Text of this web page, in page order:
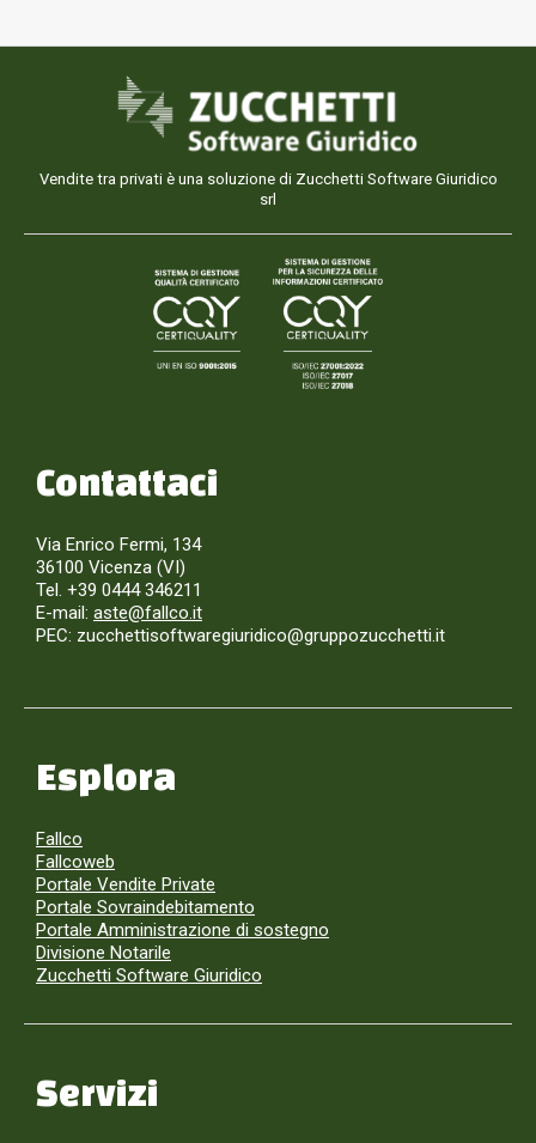
Vendite tra privati è una soluzione di Zucchetti Software Giuridico
srl
Contattaci
Via Enrico Fermi, 134
36100 Vicenza (VI)
Tel. +39 0444 346211
E-mail: aste@fallco.it
PEC: zucchettisoftwaregiuridico@gruppozucchetti.it
Esplora
Fallco
Fallcoweb
Portale Vendite Private
Portale Sovraindebitamento
Portale Amministrazione di sostegno
Divisione Notarile
Zucchetti Software Giuridico
Servizi